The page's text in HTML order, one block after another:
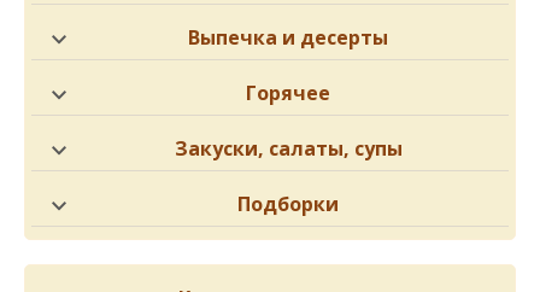
Выпечка и десерты
Горячее
Закуски, салаты, супы
Подборки